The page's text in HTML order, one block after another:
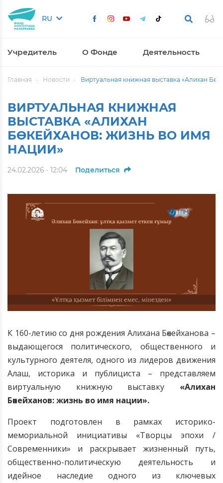
RU
Учредитель О Фонде Деятельность
Главная Новости Виртуальная книжная выставка «Алихан
ВИРТУАЛЬНАЯ КНИЖНАЯ
ВЫСТАВКА «АЛИХАН
БӨКЕЙХАНОВ: ЖИЗНЬ ВО ИМЯ
НАЦИИ»
24.02.2026 · 12:04 Поделиться
К 160-летию со дня рождения Алихана Бөкейханова –
выдающегося политического, общественного и
культурного деятеля, одного из лидеров движения
Алаш, историка и публициста – представляем
виртуальную книжную выставку «Алихан
Бөкейханов: жизнь во имя нации».
Проект подготовлен в рамках историко-
мемориальной инициативы «Творцы эпохи /
Современники» и раскрывает жизненный путь,
общественно-политическую деятельность и
идейное наследие одного из ключевых